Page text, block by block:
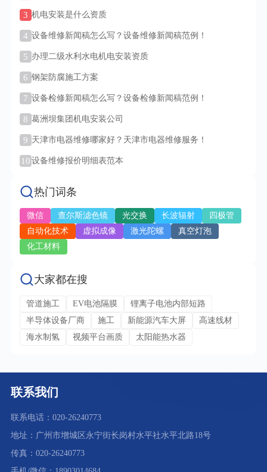
3 机电安装是什么资质
4 设备维修新闻稿怎么写？设备维修新闻稿范例！
5 办理二级水利水电机电安装资质
6 钢架防腐施工方案
7 设备检修新闻稿怎么写？设备检修新闻稿范例！
8 葛洲坝集团机电安装公司
9 天津市电器维修哪家好？天津市电器维修服务！
10 设备维修报价明细表范本
热门词条
微信 查尔斯滤色镜 光交换 长波辐射
四极管
自动化技术
虚拟成像 激光陀螺
真空灯泡
化工材料
大家都在搜
管道施工 EV电池隔膜
锂离子电池内部短路
半导体设备厂商
施工 新能源汽车大屏
高速线材
海水制氢
视频平台画质 太阳能热水器
联系我们
联系电话：020-26240773
地址：广州市增城区永宁街长岗村水平社水平北路18号
传真：020-26240773